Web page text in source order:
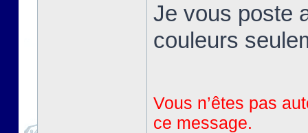
Je vous poste
couleurs
Vous n’êtes pas
ce message.